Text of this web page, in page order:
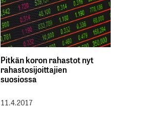
Pitkän koron rahastot nyt
rahastosijoittajien
suosiossa
11.4.2017